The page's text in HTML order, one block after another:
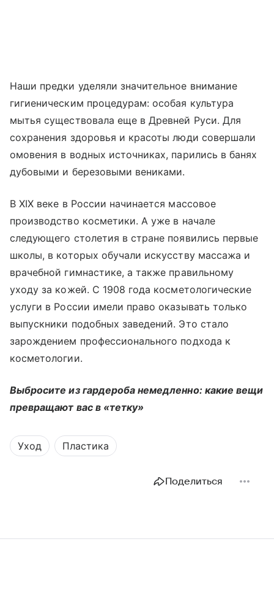
Наши предки уделяли значительное внимание
гигиеническим процедурам: особая культура
мытья существовала еще в Древней Руси. Для
сохранения здоровья и красоты люди совершали
омовения в водных источниках, парились в банях
дубовыми и березовыми вениками.
В XIX веке в России начинается массовое
производство косметики. А уже в начале
следующего столетия в стране появились первые
школы, в которых обучали искусству массажа и
врачебной гимнастике, а также правильному
уходу за кожей. С 1908 года косметологические
услуги в России имели право оказывать только
выпускники подобных заведений. Это стало
зарождением профессионального подхода к
косметологии.
Выбросите из гардероба немедленно: какие вещи
превращают вас в «тетку»
Уход Пластика
Поделиться